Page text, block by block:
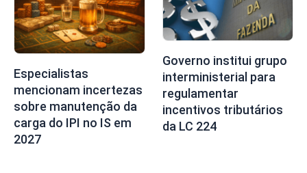
Especialistas
mencionam incertezas
sobre manutenção da
carga do IPI no IS em
2027
Governo institui grupo
interministerial para
regulamentar
incentivos tributários
da LC 224